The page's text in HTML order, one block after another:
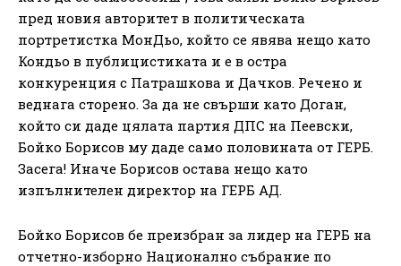
пред новия авторитет в политическата
портретистка МонДьо, който се явява нещо като
Кондьо в публицистиката и е в остра
конкуренция с Патрашкова и Дачков. Речено и
веднага сторено. За да не свърши като Доган,
който си даде цялата партия ДПС на Пеевски,
Бойко Борисов му даде само половината от ГЕРБ.
Засега! Иначе Борисов остава нещо като
изпълнителен директор на ГЕРБ АД.
Бойко Борисов бе преизбран за лидер на ГЕРБ на
отчетно-изборно Национално събрание по